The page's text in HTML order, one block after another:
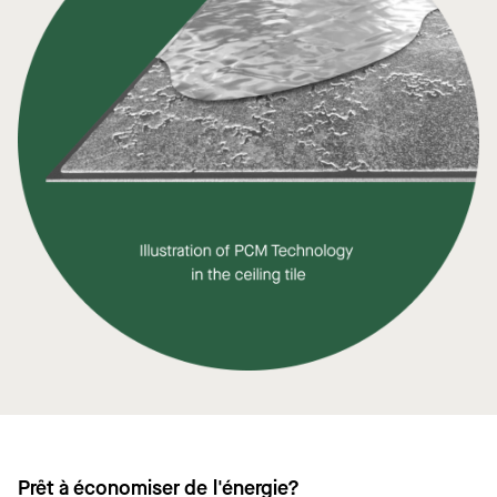
Prêt à économiser de l'énergie?